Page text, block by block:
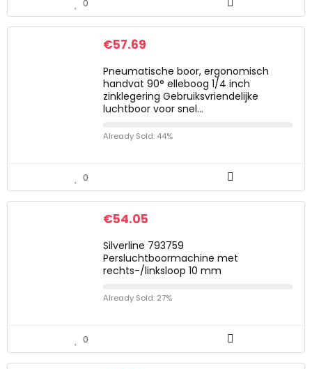
0
€57.69
Pneumatische boor, ergonomisch
handvat 90° elleboog 1/4 inch
zinklegering Gebruiksvriendelijke
luchtboor voor snel…
Already Sold: 44%
0
€54.05
Silverline 793759
Persluchtboormachine met
rechts-/linksloop 10 mm
Already Sold: 27%
0